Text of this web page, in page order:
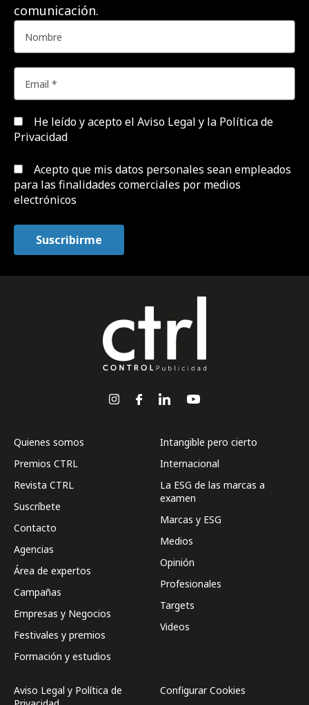
comunicación.
He leído y acepto el Aviso Legal y la Política de
Privacidad
Acepto que mis datos personales sean empleados
para las finalidades comerciales por medios
electrónicos
Quienes somos
Premios CTRL
Revista CTRL
Suscríbete
Contacto
Agencias
Área de expertos
Campañas
Empresas y Negocios
Festivales y premios
Formación y estudios
Intangible pero cierto
Internacional
La ESG de las marcas a
examen
Marcas y ESG
Medios
Opinión
Profesionales
Targets
Videos
Aviso Legal y Política de
Configurar Cookies